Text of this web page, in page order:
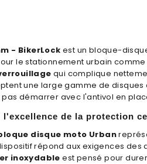
- BikerLock est un bloque-disque
le stationnement urbain
qui complique
une large gamme de
démarrer avec l'antivol en
l'excellence de la protection
disque moto Urban
répond aux exigences
inoxydable est pensé pour